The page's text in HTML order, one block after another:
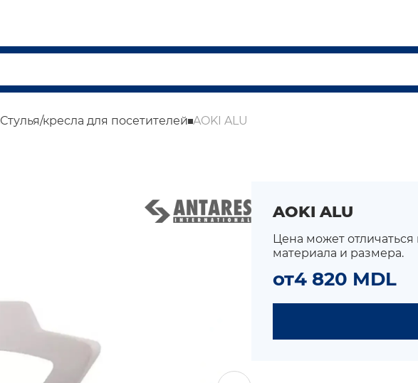
Стулья/кресла для посетителей AOKI ALU
AOKI ALU
Цена может
материала и размера.
от4 820 MDL